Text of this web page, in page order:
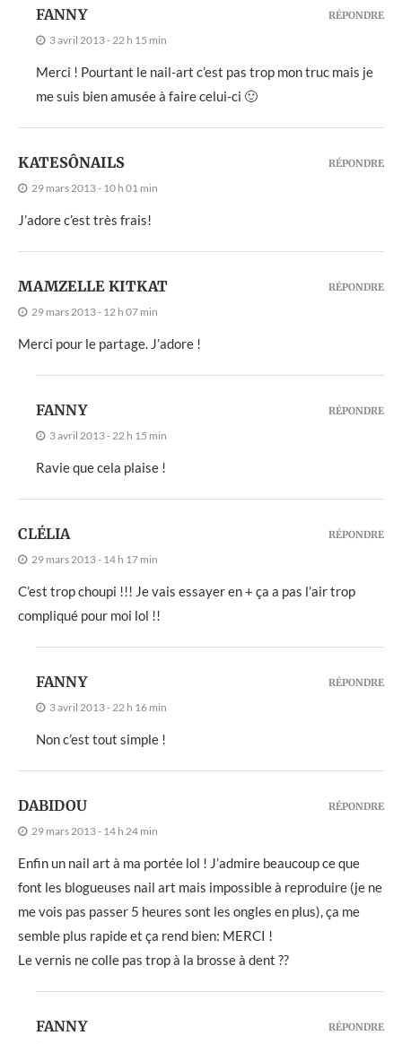
FANNY
3 avril 2013 - 22 h 15 min
Merci ! Pourtant le nail-art c’est pas trop mon truc mais je
me suis bien amusée à faire celui-ci 🙂
RÉPONDRE
KATESÔNAILS
29 mars 2013 - 10 h 01 min
J’adore c’est très frais!
RÉPONDRE
MAMZELLE KITKAT
29 mars 2013 - 12 h 07 min
Merci pour le partage. J’adore !
RÉPONDRE
FANNY
3 avril 2013 - 22 h 15 min
Ravie que cela plaise !
RÉPONDRE
CLÉLIA
29 mars 2013 - 14 h 17 min
C’est trop choupi !!! Je vais essayer en + ça a pas l’air trop
compliqué pour moi lol !!
RÉPONDRE
FANNY
3 avril 2013 - 22 h 16 min
Non c’est tout simple !
RÉPONDRE
DABIDOU
29 mars 2013 - 14 h 24 min
Enfin un nail art à ma portée lol ! J’admire beaucoup ce que
font les blogueuses nail art mais impossible à reproduire (je ne
me vois pas passer 5 heures sont les ongles en plus), ça me
semble plus rapide et ça rend bien: MERCI !
Le vernis ne colle pas trop à la brosse à dent ??
RÉPONDRE
FANNY RÉPONDRE